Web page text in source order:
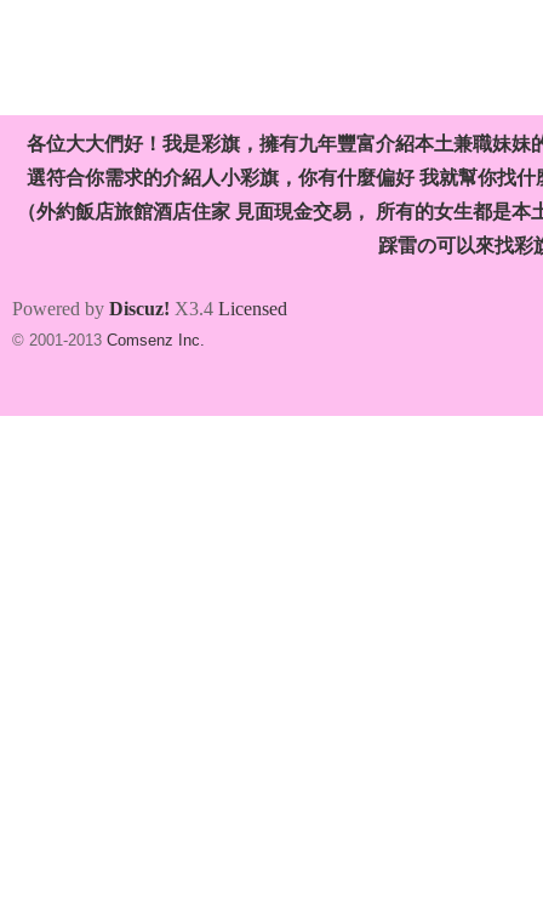
各位大大們好！我是彩旗，擁有九年豐富介紹本土兼職妹
選符合你需求的介紹人小彩旗，你有什麼偏好 我就幫你找
（外約飯店旅館酒店住家 見面現金交易， 所有的女生都是
踩雷の可以來找彩
Powered by Discuz! X3.4 Licensed
© 2001-2013 Comsenz Inc.